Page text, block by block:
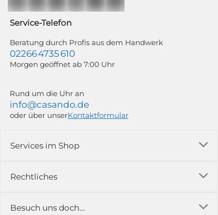
jederzeit mit Wirkung für die Zukunft und ohne Angabe von Gründen
Weitere Informationen findest du in unserer Datenschutzerklärung.
Rechtliches
Impressum
Services im Shop
Versandkosten
Erfahrungsberichte & Bewertungen
Besuch uns doch...
Service-Telefon
Beratung durch Profis aus dem Handwerk
02266 4735 610
Morgen geöffnet ab 7:00 Uhr
Rund um die Uhr an
info@casando.de
oder über unserKontaktformular